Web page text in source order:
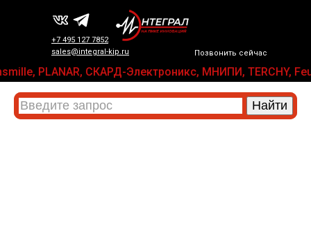
Позвонить сейчас
+7 495 127 7852
sales@integral-kip.ru
PLANAR, СКАРД-Электроникс, МНИПИ, TERCHY,